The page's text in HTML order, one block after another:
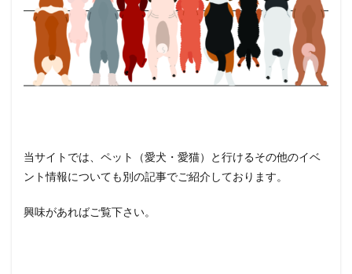
当サイトでは、ペット（愛犬・愛猫）と行けるその他のイベ
ント情報についても別の記事でご紹介しております。
興味があればご覧下さい。